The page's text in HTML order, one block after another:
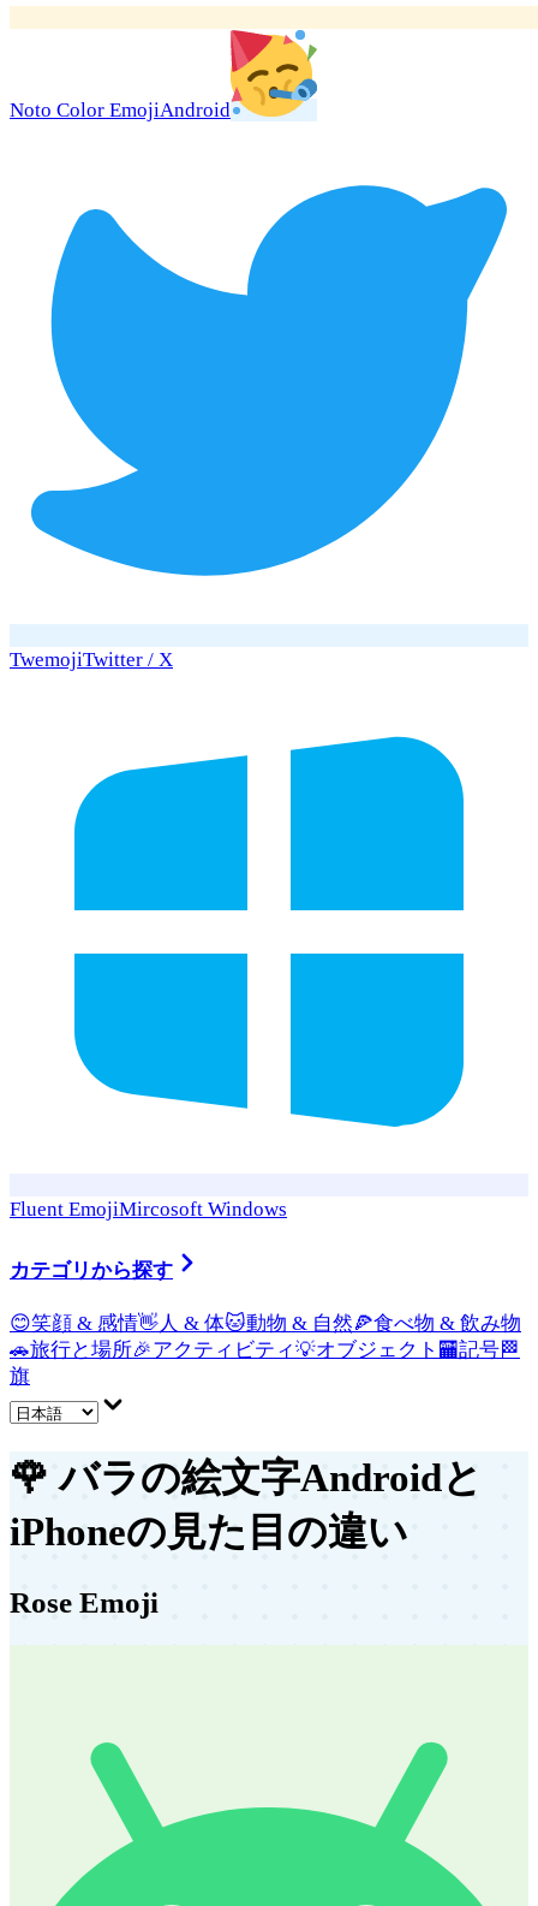
Noto Color EmojiAndroid
TwemojiTwitter / X
Fluent EmojiMircosoft Windows
カテゴリから探す
😊笑顔 & 感情👋 人 & 体🐱動物 & 自然🍕食べ物 & 飲み物
🚗旅行と場所🎉アクティビティ💡オブジェクト 🏧記号🏁
旗
🌹 バラの絵文字Androidと
iPhoneの見た目の違い
Rose Emoji